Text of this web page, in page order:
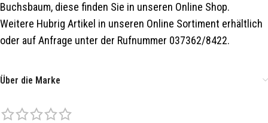
Buchsbaum, diese finden Sie in unseren Online Shop.
Weitere Hubrig Artikel in unseren Online Sortiment erhältlich
oder auf Anfrage unter der Rufnummer 037362/8422.
Über die Marke